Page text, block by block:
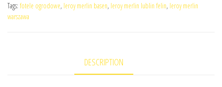
Tags: fotele ogrodowe, leroy merlin basen, leroy merlin lublin felin, leroy merlin
warszawa
DESCRIPTION